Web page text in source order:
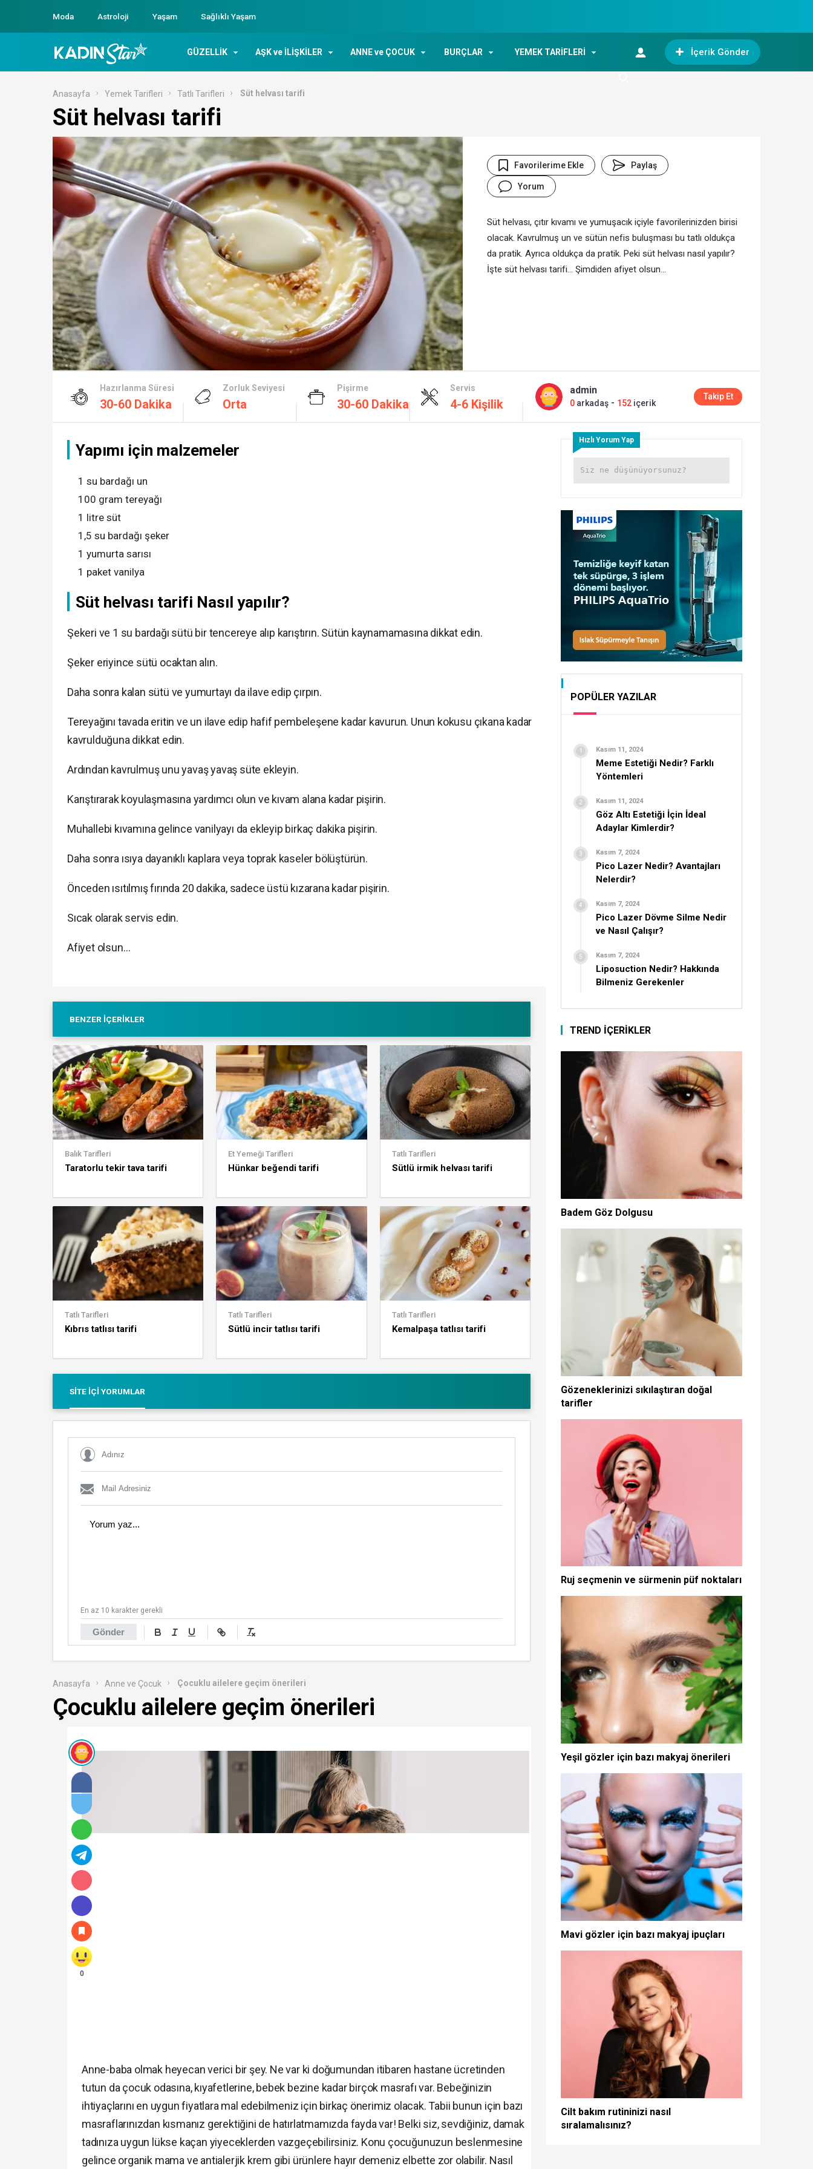
Moda Astroloji Yaşam Sağlıklı Yaşam
GÜZELLİK AŞK ve İLİŞKİLER ANNE ve ÇOCUK BURÇLAR YEMEK TARİFLERİ İçerik Gönder
Anasayfa Yemek Tarifleri Tatlı Tarifleri Süt helvası tarifi
Süt helvası tarifi
Favorilerime Ekle Paylaş
Yorum
Süt helvası, çıtır kıvamı ve yumuşacık içiyle favorilerinizden birisi
olacak. Kavrulmuş un ve sütün nefis buluşması bu tatlı oldukça
da pratik. Ayrıca oldukça da pratik. Peki süt helvası nasıl yapılır?
İşte süt helvası tarifi... Şimdiden afiyet olsun...
Hazırlanma Süresi
30-60 Dakika
Zorluk Seviyesi
Orta
Pişirme
30-60 Dakika
Servis
4-6 Kişilik
admin
0 arkadaş - 152 içerik
Takip Et
Yapımı için malzemeler
1 su bardağı un
100 gram tereyağı
1 litre süt
1,5 su bardağı şeker
1 yumurta sarısı
1 paket vanilya
Süt helvası tarifi Nasıl yapılır?
Şekeri ve 1 su bardağı sütü bir tencereye alıp karıştırın. Sütün kaynamamasına dikkat edin.
Şeker eriyince sütü ocaktan alın.
Daha sonra kalan sütü ve yumurtayı da ilave edip çırpın.
Tereyağını tavada eritin ve un ilave edip hafif pembeleşene kadar kavurun. Unun kokusu çıkana kadar
kavrulduğuna dikkat edin.
Ardından kavrulmuş unu yavaş yavaş süte ekleyin.
Karıştırarak koyulaşmasına yardımcı olun ve kıvam alana kadar pişirin.
Muhallebi kıvamına gelince vanilyayı da ekleyip birkaç dakika pişirin.
Daha sonra ısıya dayanıklı kaplara veya toprak kaseler bölüştürün.
Önceden ısıtılmış fırında 20 dakika, sadece üstü kızarana kadar pişirin.
Sıcak olarak servis edin.
Afiyet olsun…
BENZER İÇERIKLER
Balık Tarifleri
Taratorlu tekir tava tarifi
Et Yemeği Tarifleri
Hünkar beğendi tarifi
Tatlı Tarifleri
Sütlü irmik helvası tarifi
Tatlı Tarifleri
Kıbrıs tatlısı tarifi
Tatlı Tarifleri
Sütlü incir tatlısı tarifi
Tatlı Tarifleri
Kemalpaşa tatlısı tarifi
SITE İÇI YORUMLAR
Gönder
En az 10 karakter gerekli
Anasayfa Anne ve Çocuk Çocuklu ailelere geçim önerileri
Çocuklu ailelere geçim önerileri
0
Anne-baba olmak heyecan verici bir şey. Ne var ki doğumundan itibaren hastane ücretinden
tutun da çocuk odasına, kıyafetlerine, bebek bezine kadar birçok masrafı var. Bebeğinizin
ihtiyaçlarını en uygun fiyatlara mal edebilmeniz için birkaç önerimiz olacak. Tabii bunun için bazı
masraflarınızdan kısmanız gerektiğini de hatırlatmamızda fayda var! Belki siz, sevdiğiniz, damak
tadınıza uygun lükse kaçan yiyeceklerden vazgeçebilirsiniz. Konu çocuğunuzun beslenmesine
gelince organik mama ve antialerjik krem gibi ürünlere hayır demeniz elbette zor olabilir. Nasıl
Hızlı Yorum Yap
POPÜLER YAZILAR
Kasım 11, 2024
Meme Estetiği Nedir? Farklı
Yöntemleri
Kasım 11, 2024
Göz Altı Estetiği İçin İdeal
Adaylar Kimlerdir?
Kasım 7, 2024
Pico Lazer Nedir? Avantajları
Nelerdir?
Kasım 7, 2024
Pico Lazer Dövme Silme Nedir
ve Nasıl Çalışır?
Kasım 7, 2024
Liposuction Nedir? Hakkında
Bilmeniz Gerekenler
TREND İÇERİKLER
Badem Göz Dolgusu
Gözeneklerinizi sıkılaştıran doğal
tarifler
Ruj seçmenin ve sürmenin püf noktaları
Yeşil gözler için bazı makyaj önerileri
Mavi gözler için bazı makyaj ipuçları
Cilt bakım rutininizi nasıl
sıralamalısınız?